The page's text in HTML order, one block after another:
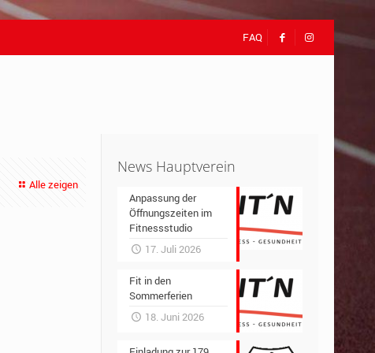
FAQ
Alle zeigen
News Hauptverein
Anpassung der
Öffnungszeiten im
Fitnessstudio
17. Juli 2026
Fit in den
Sommerferien
18. Juni 2026